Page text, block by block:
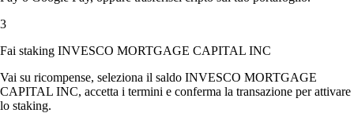
3
Fai staking INVESCO MORTGAGE CAPITAL INC
Vai su ricompense, seleziona il saldo INVESCO MORTGAGE
CAPITAL INC, accetta i termini e conferma la transazione per attivare
lo staking.